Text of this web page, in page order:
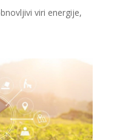
viri energije,